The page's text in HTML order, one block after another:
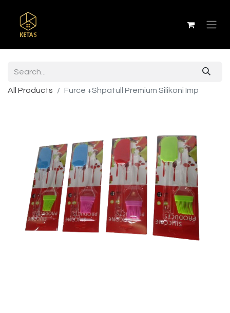
All Products Furce +Shpatull Premium Silikoni Imp